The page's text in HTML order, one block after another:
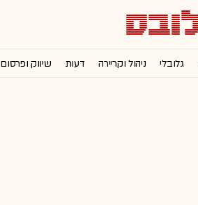
גלובלי ניהול וקריירה דעות שיווק ופרסום